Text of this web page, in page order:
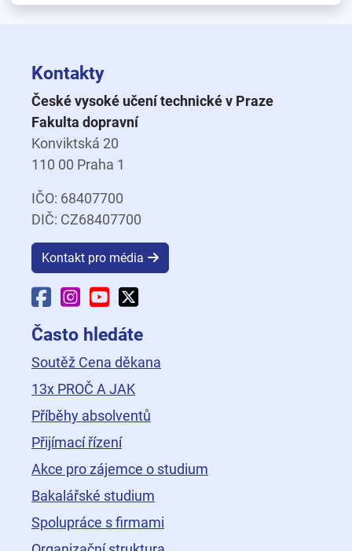
Kontakty
České vysoké učení technické v Praze
Fakulta dopravní
Konviktská 20
110 00 Praha 1
IČO: 68407700
DIČ: CZ68407700
Kontakt pro média
Facebook Fakulty dopravní
Instagram Fakulty dopravní
YouTube Fakulty dopravní
Často hledáte
Soutěž Cena děkana
13x PROČ A JAK
Příběhy absolventů
Přijímací řízení
Akce pro zájemce o studium
Bakalářské studium
Spolupráce s firmami